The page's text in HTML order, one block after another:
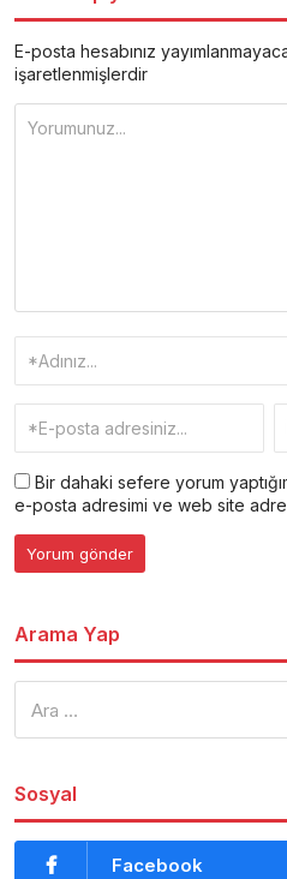
E-posta hesabınız
işaretlenmişlerdir
Bir dahaki sefere yorum
e-posta adresimi ve web site
Arama Yap
Sosyal
Facebook